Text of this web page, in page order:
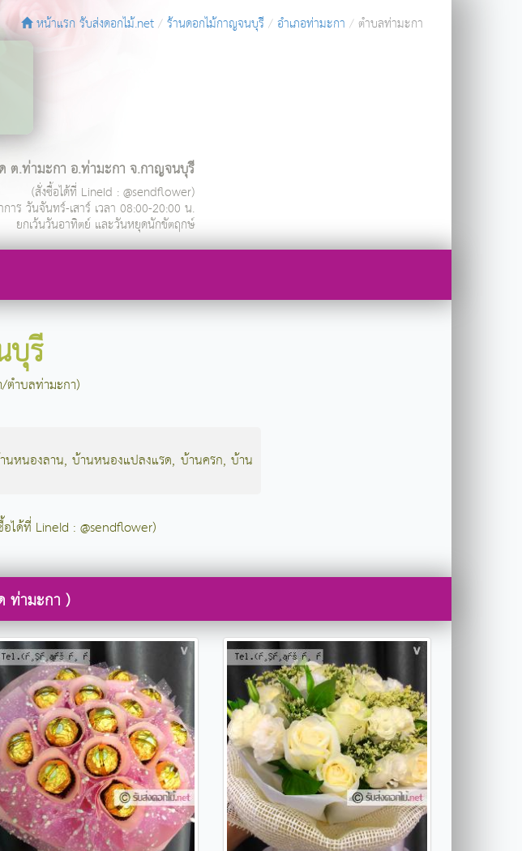
หน้าแรก รับส่งดอกไม้.net ร้านดอกไม้กาญจนบุรี อำเภอท่ามะกา
ตำบลท่ามะกา
ต.ท่ามะกา อ.ท่ามะกา จ.กาญจนบุรี
(สั่งซื้อได้ที่ LineId : @sendflower)
การ วันจันทร์-เสาร์ เวลา 08:00-20:00 น.
ยกเว้นวันอาทิตย์ และวันหยุดนักขัตฤกษ์
บุรี
ตำบลท่ามะกา)
นหนองลาน,บ้านหนองแปลงแรด, บ้านครก,บ้าน
ได้ที่ LineId : @sendflower)
ท่ามะกา )